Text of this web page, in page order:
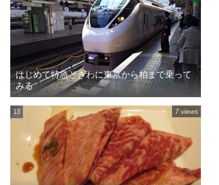
はじめて特急ときわに東京から柏まで乗って
みる
7 views